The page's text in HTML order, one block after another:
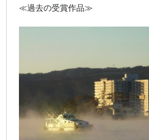
≪過去の受賞作品≫